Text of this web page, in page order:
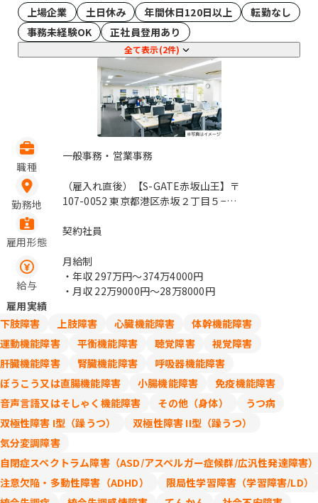
上場企業
土日休み 年間休日120日以上
転勤なし
事務未経験OK
正社員登用あり
全て表示(2件)
職種
一般事務・営業事務
勤務地
（雇入れ直後）【S-GATE赤坂山王】〒
107-0052 東京都港区赤坂２丁目５−１
変更なし / 溜池山王、赤坂
雇用形態
契約社員
給与
月給制
・年収 297万円〜374万4000円
・月収 22万9000円〜28万8000円
雇用実績
下肢障害
上肢障害 心臓機能障害
体幹機能障害
運動機能障害
平衡機能障害 聴覚障害
視覚障害
肝臓機能障害
腎臓機能障害
呼吸器機能障害
ぼうこう又は直腸機能障害
小腸機能障害
免疫機能障害
音声言語又はそしゃく機能障害
その他（身体）
うつ病
双極性障害 I型（躁うつ）
双極性障害 II型（躁うつ）
気分変調障害
自閉症スペクトラム障害（ASD/アスペルガー症候群/広汎性発達障害）
注意欠陥・多動性障害（ADHD）
限局性学習障害（学習障害/LD）